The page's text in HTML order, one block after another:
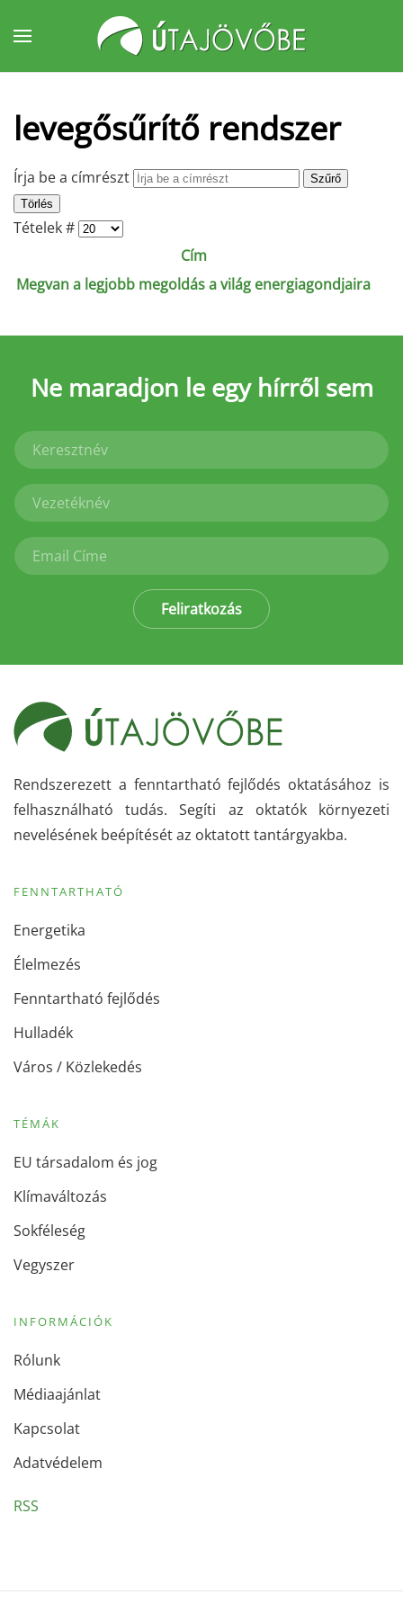
Fő tartalom átugrása
levegősűrítő rendszer
Írja be a címrészt
Szűrő
Törlés
Tételek #
Cím
Megvan a legjobb megoldás a világ energiagondjaira
Ne maradjon le egy hírről sem
Feliratkozás
Rendszerezett a fenntartható fejlődés oktatásához is
felhasználható tudás. Segíti az oktatók környezeti
nevelésének beépítését az oktatott tantárgyakba.
FENNTARTHATÓ
Energetika
Élelmezés
Fenntartható fejlődés
Hulladék
Város / Közlekedés
TÉMÁK
EU társadalom és jog
Klímaváltozás
Sokféleség
Vegyszer
INFORMÁCIÓK
Rólunk
Médiaajánlat
Kapcsolat
Adatvédelem
RSS